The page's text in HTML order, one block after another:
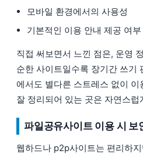
모바일 환경에서의 사용성
기본적인 이용 안내 제공 여부
직접 써보면서 느낀 점은, 운영
순한 사이트일수록 장기간 쓰기
에서도 별다른 스트레스 없이 이
잘 정리되어 있는 곳은 자연스럽
파일공유사이트 이용 시 보
웹하드나 p2p사이트는 편리하